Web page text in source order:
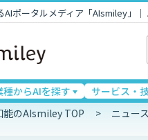
AIポータルメディア「AIsmiley」
種からAIを探す サービス・
能のAIsmiley TOP ニュース